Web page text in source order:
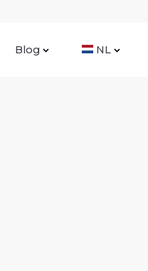
Blog NL